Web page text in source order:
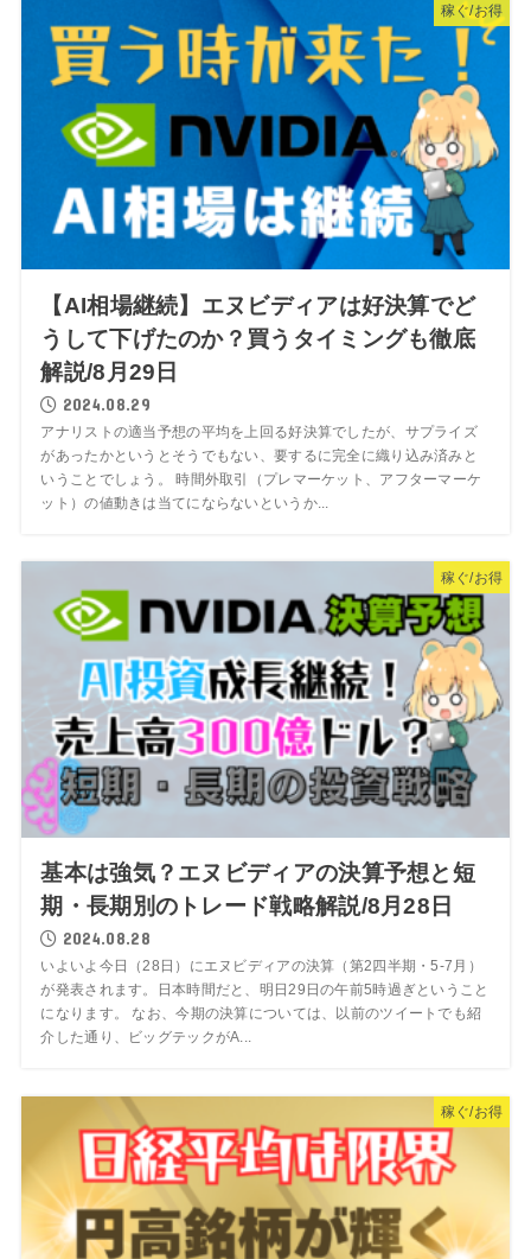
稼ぐ/お得
【AI相場継続】エヌビディアは好決算でど
うして下げたのか？買うタイミングも徹底
解説/8月29日
2024.08.29
アナリストの適当予想の平均を上回る好決算でしたが、サプライズ
があったかというとそうでもない、要するに完全に織り込み済みと
いうことでしょう。 時間外取引（プレマーケット、アフターマーケ
ット）の値動きは当てにならないというか...
稼ぐ/お得
基本は強気？エヌビディアの決算予想と短
期・長期別のトレード戦略解説/8月28日
2024.08.28
いよいよ今日（28日）にエヌビディアの決算（第2四半期・5-7月）
が発表されます。日本時間だと、明日29日の午前5時過ぎということ
になります。 なお、今期の決算については、以前のツイートでも紹
介した通り、ビッグテックがA...
稼ぐ/お得